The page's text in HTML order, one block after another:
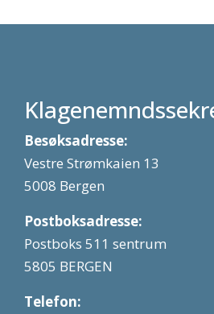
Besøksadresse:
Vestre Strømkaien 13
5008 Bergen
Postboksadresse:
Postboks 511 sentrum
5805 BERGEN
Telefon: